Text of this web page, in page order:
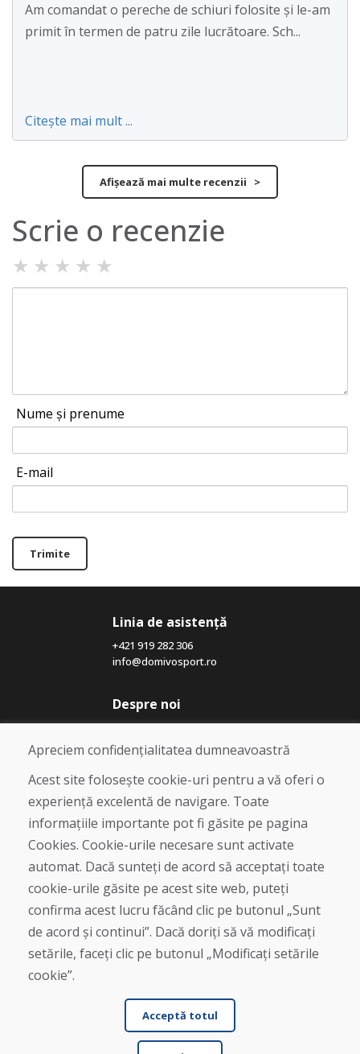
Am comandat o pereche de schiuri folosite și le-am
primit în termen de patru zile lucrătoare. Sch...
Citește mai mult ...
Afișează mai multe recenzii >
Scrie o recenzie
★ ★ ★ ★ ★
Nume și prenume
E-mail
Trimite
Linia de asistență
+421 919 282 306
info@domivosport.ro
Despre noi
Blog
Despre noi
Magazin
Contact
Cumpărare
Magazin online
Livrare și plată
Plângere
Retur și schimb de mărfuri
Protecția datelor cu caracter personal
Cookies
Apreciem confidențialitatea dumneavoastră
Acest site folosește cookie-uri pentru a vă oferi o
experiență excelentă de navigare. Toate
informațiile importante pot fi găsite pe pagina
Cookies. Cookie-urile necesare sunt activate
automat. Dacă sunteți de acord să acceptați toate
cookie-urile găsite pe acest site web, puteți
confirma acest lucru făcând clic pe butonul „Sunt
de acord și continui”. Dacă doriți să vă modificați
setările, faceți clic pe butonul „Modificați setările
cookie”.
Acceptă totul